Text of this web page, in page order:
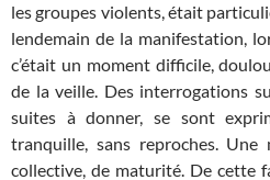
les groupes violents, était
lendemain de la manifestation,
c’était un moment difficile,
de la veille. Des interrogations
suites à donner, se sont
tranquille, sans reproches. Une
collective, de maturité. De cette